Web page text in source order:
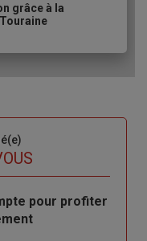
grâce à la
pour profiter